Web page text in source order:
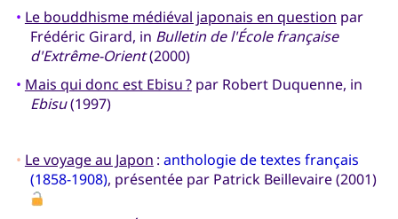
• Le bouddhisme médiéval japonais en question par
Frédéric Girard, in Bulletin de l'École française
d'Extrême-Orient(2000)
• Mais qui donc est Ebisu ?par Robert Duquenne, in
Ebisu(1997)
• Le voyage au Japon : anthologie de textes français
(1858-1908), présentée par Patrick Beillevaire (2001)